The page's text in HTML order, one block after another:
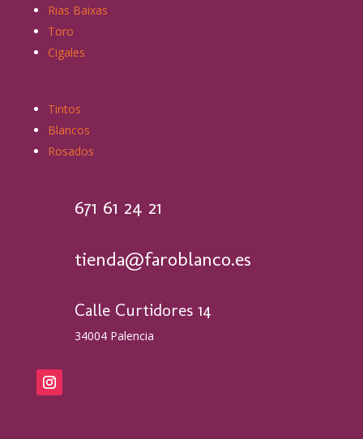
Rias Baixas
Toro
Cigales
Tintos
Blancos
Rosados
671 61 24 21
tienda@faroblanco.es
Calle Curtidores 14
34004 Palencia